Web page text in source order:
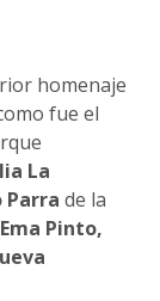
homenaje
fue el
La
Parra de la
Pinto,